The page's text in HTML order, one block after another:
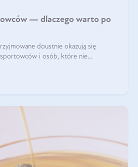
— dlaczego warto po
doustnie okazują się
i osób, które nie